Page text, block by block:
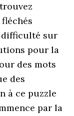
difficulté sur
pour la
des mots
des
à ce puzzle
par la